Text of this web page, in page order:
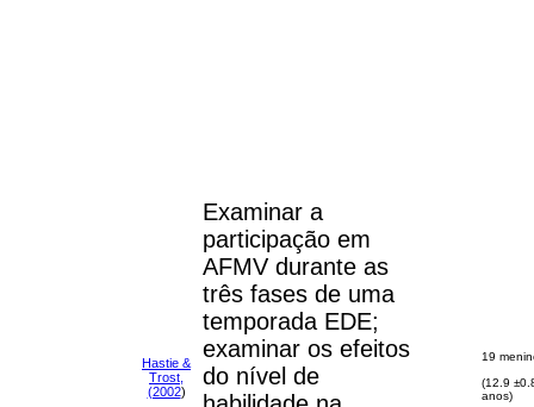
Hastie &
Trost,
(2002)
Examinar a
participação em
AFMV durante as
três fases de uma
temporada EDE;
examinar os efeitos
do nível de
19
(12.9
anos)